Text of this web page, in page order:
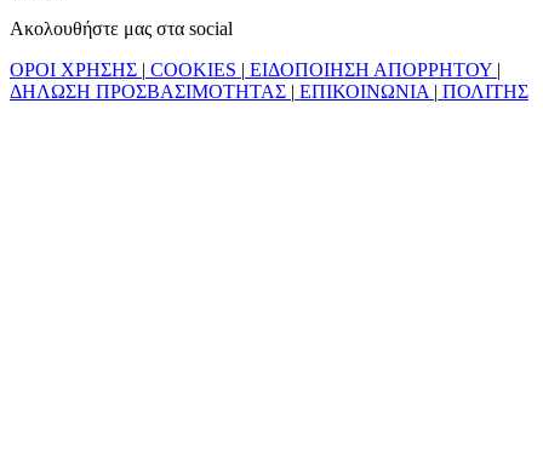
Ακολουθήστε μας στα social
ΟΡΟΙ ΧΡΗΣΗΣ | COOKIES | ΕΙΔΟΠΟΙΗΣΗ ΑΠΟΡΡΗΤΟΥ |
ΔΗΛΩΣΗ ΠΡΟΣΒΑΣΙΜΟΤΗΤΑΣ | ΕΠΙΚΟΙΝΩΝΙΑ | ΠΟΛΙΤΗΣ